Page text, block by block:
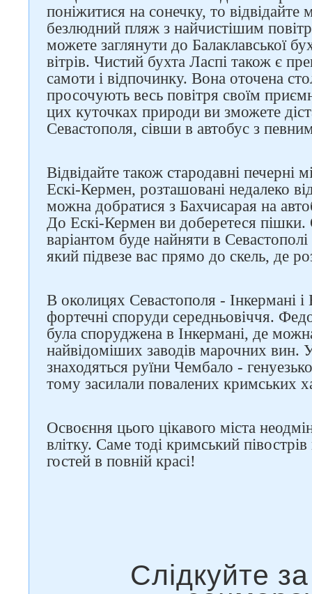
поніжитися на сонечку, то
безлюдний пляж з найчистішим
можете заглянути до Балаклавської
вітрів. Чистий бухта Ласпі також є
самоти і відпочинку. Вона оточена
просочують весь повітря своїм
цих куточках природи ви зможете
Севастополя, сівши в автобус з
Відвідайте також стародавні печерні
Ескі-Кермен, розташовані недалеко
можна добратися з Бахчисарая на
До Ескі-Кермен ви доберетеся
варіантом буде найняти в
який підвезе вас прямо до скель, де
В околицях Севастополя - Інкермані і
фортечні споруди середньовіччя.
була споруджена в Інкермані, де
найвідоміших заводів марочних вин.
знаходяться руїни Чембало -
тому засилали повалених кримських
Освоєння цього цікавого міста
влітку. Саме тоді кримський
гостей в повній красі!